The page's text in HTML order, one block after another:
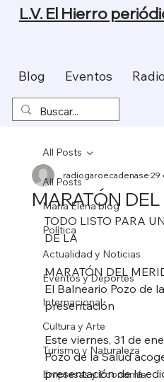
Blog Eventos Radio
L.V. El Hierro
All Posts
Maria Elena blog
Política
Actualidad y Noticias
Eventos y Deportes
Internacional
Cultura y Arte
Turismo y Naturaleza
Empresas y Economía
All Posts
MARATÓN
radiogaroecadenase29
TODO LISTO PARA
DE LA
MARATÓN DEL
El Balneario Pozo de
presentación
Este viernes, 31 de
Pozo de la Salud
presentación de la